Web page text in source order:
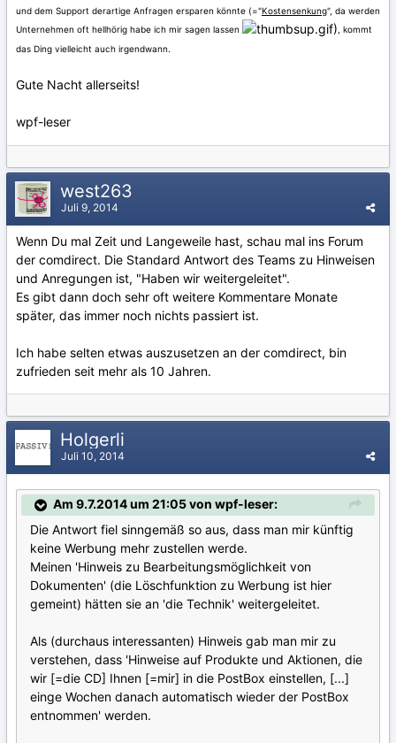
und dem Support derartige Anfragen ersparen könnte (="Kostensenkung", da werden
Unternehmen oft hellhörig habe ich mir sagen lassen
) , kommt
das Ding vielleicht auch irgendwann.
Gute Nacht allerseits!
wpf-leser
west263
Juli 9, 2014
Wenn Du mal Zeit und Langeweile hast, schau mal ins Forum
der comdirect. Die Standard Antwort des Teams zu Hinweisen
und Anregungen ist, "Haben wir weitergeleitet".
Es gibt dann doch sehr oft weitere Kommentare Monate
später, das immer noch nichts passiert ist.
Ich habe selten etwas auszusetzen an der comdirect, bin
zufrieden seit mehr als 10 Jahren.
Holgerli
Juli 10, 2014
Am 9.7.2014 um 21:05 von wpf-leser:
Die Antwort fiel sinngemäß so aus, dass man mir künftig
keine Werbung mehr zustellen werde.
Meinen 'Hinweis zu Bearbeitungsmöglichkeit von
Dokumenten' (die Löschfunktion zu Werbung ist hier
gemeint) hätten sie an 'die Technik' weitergeleitet.
Als (durchaus interessanten) Hinweis gab man mir zu
verstehen, dass 'Hinweise auf Produkte und Aktionen, die
wir [=die CD] Ihnen [=mir] in die PostBox einstellen, [...]
einge Wochen danach automatisch wieder der PostBox
entnommen' werden.